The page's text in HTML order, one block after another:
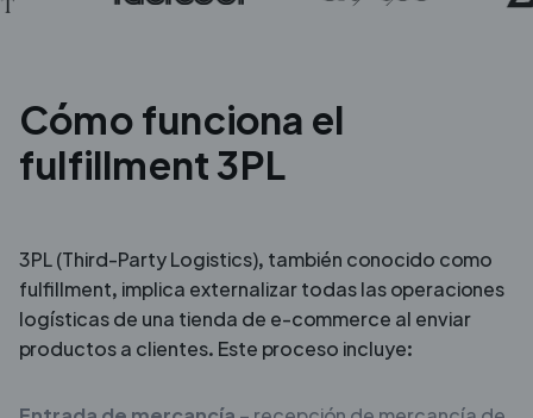
Cómo funciona el
fulfillment 3PL
3PL (Third-Party Logistics), también conocido como
fulfillment, implica externalizar todas las operaciones
logísticas de una tienda de e-commerce al enviar
productos a clientes. Este proceso incluye: